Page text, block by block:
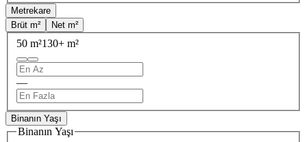
Metrekare
Brüt m²
Net m²
50 m²130+ m²
—
Binanın Yaşı
Binanın Yaşı